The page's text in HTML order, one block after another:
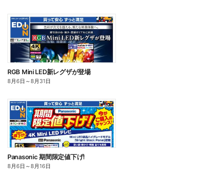
RGB Mini LED新レグザが登場
8月6日 ～8月31日
Panasonic 期間限定値下げ!
8月6日 ～8月16日